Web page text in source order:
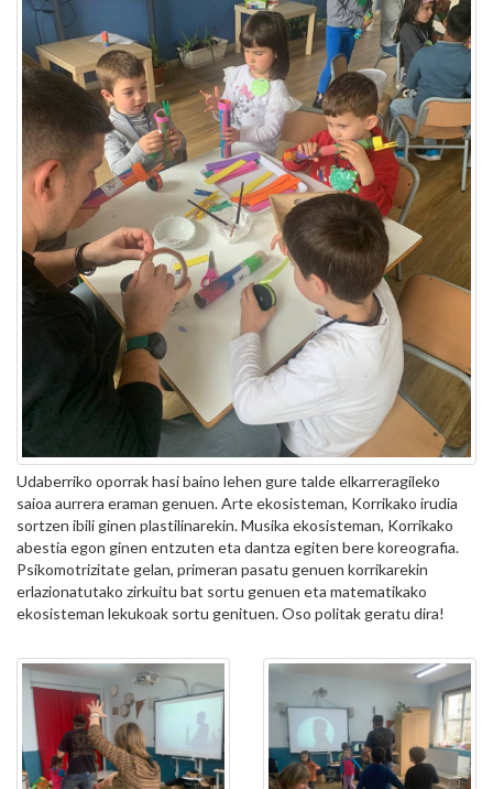
Udaberriko oporrak hasi baino lehen gure talde elkarreragileko
saioa aurrera eraman genuen. Arte ekosisteman, Korrikako irudia
sortzen ibili ginen plastilinarekin. Musika ekosisteman, Korrikako
abestia egon ginen entzuten eta dantza egiten bere koreografia.
Psikomotrizitate gelan, primeran pasatu genuen korrikarekin
erlazionatutako zirkuitu bat sortu genuen eta matematikako
ekosisteman lekukoak sortu genituen. Oso politak geratu dira!